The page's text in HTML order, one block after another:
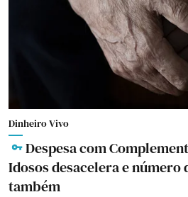
Dinheiro Vivo
Despesa com
Idosos desacelera e número
também